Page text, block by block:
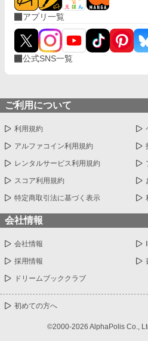
アプリ一覧
公式SNS一覧
ご利用について
利用規約
アルファコイン利用規約
レンタルサービス利用規約
スコア利用規約
特定商取引法に基づく表示
会社情報
会社情報
採用情報
ドリームブッククラブ
初めての方へ
©2000-2026 AlphaPolis Co.,